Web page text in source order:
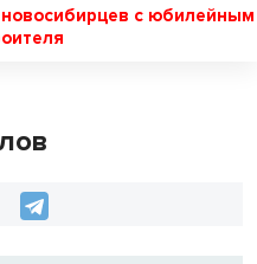
с юбилейным